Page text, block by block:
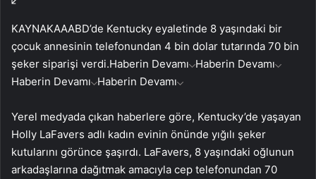
KAYNAKAAABD’de Kentucky eyaletinde 8 yaşındaki bir
çocuk annesinin telefonundan 4 bin dolar tutarında 70 bin
şeker siparişi verdi.Haberin Devamı Haberin Devamı
Haberin Devamı Haberin Devamı
Yerel medyada çıkan haberlere göre, Kentucky’de yaşayan
Holly LaFavers adlı kadın evinin önünde yığılı şeker
kutularını görünce şaşırdı. LaFavers, 8 yaşındaki oğlunun
arkadaşlarına dağıtmak amacıyla cep telefonundan 70